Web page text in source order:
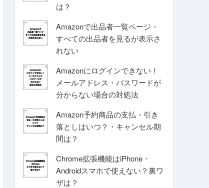
は？
Amazonで出品者一覧ページ・
すべての出品者を見るが表示さ
れない
Amazonにログインできない！
メールアドレス・パスワードが
分からない場合の対処法
Amazon予約商品の支払・引き
落としはいつ？・キャンセル期
間は？
Chrome拡張機能はiPhone・
Androidスマホで使えない？裏ワ
ザは？